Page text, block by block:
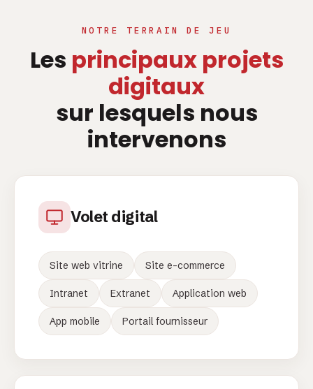
NOTRE TERRAIN DE JEU
Les principaux projets
digitaux
sur lesquels nous
intervenons
Volet digital
Site web vitrine Site e-commerce
Intranet Extranet Application web
App mobile Portail fournisseur